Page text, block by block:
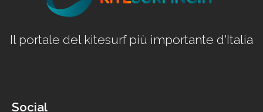
Il portale del kitesurf più importante d'Italia
Social